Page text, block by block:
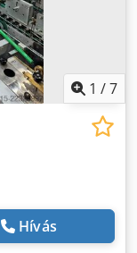
1 /7
Hívás